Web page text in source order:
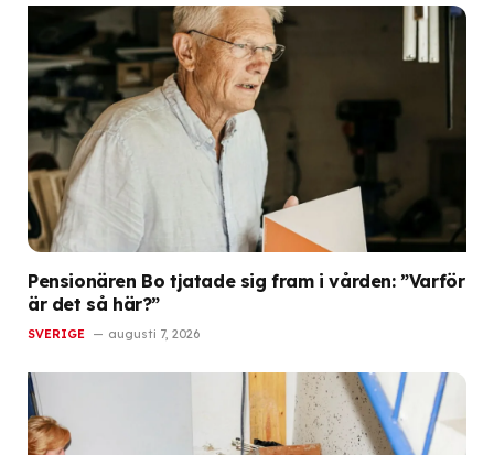
Pensionären Bo tjatade sig fram i vården: ”Varför
är det så här?”
SVERIGE augusti 7, 2026